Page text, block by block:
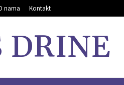
nama Kontakt
DRINE